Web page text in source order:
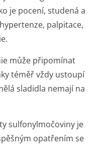
je pocení, studená a
palpitace,
může připomínat
téměř vždy ustoupí
sladidla nemají na
sulfonylmočoviny je
opatřením se